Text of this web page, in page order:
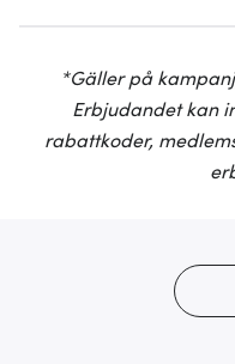
*Gäller på
Erbjudandet kan
rabattkoder,